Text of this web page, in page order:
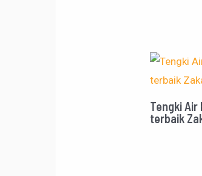
Tengki Air
terbaik